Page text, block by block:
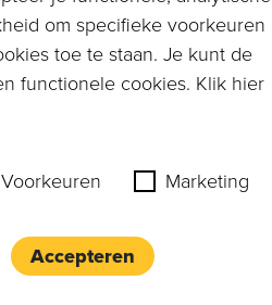
een email naar
om specifieke voorkeuren
toe te staan. Je kunt de
functionele cookies. Klik hier
Voorkeuren Marketing
Accepteren